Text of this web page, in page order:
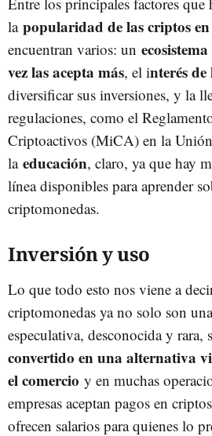
la popularidad de las criptos
encuentran varios: un
vez las acepta más, el interés
diversificar sus inversiones, y la
regulaciones, como el
Criptoactivos (MiCA) en la
la educación, claro, ya que hay
línea disponibles para aprender
criptomonedas.
Inversión y uso
Lo que todo esto nos viene a
criptomonedas ya no solo son
especulativa, desconocida y rara,
convertido en una alternativa
el comercio y en muchas
empresas aceptan pagos en
ofrecen salarios para quienes lo